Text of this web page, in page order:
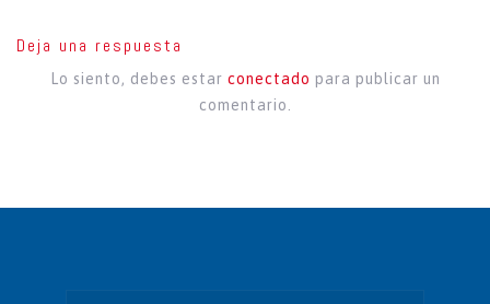
Deja una respuesta
Lo siento, debes estar conectado para publicar un
comentario.